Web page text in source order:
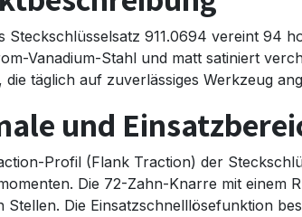
Steckschlüsselsatz 911.0694 vereint 94
Vanadium-Stahl und matt satiniert
die täglich auf zuverlässiges Werkzeug
und
Profil (Flank Traction) der
Die 72-Zahn-Knarre mit einem
Stellen. Die Einsatzschnelllösefunktion